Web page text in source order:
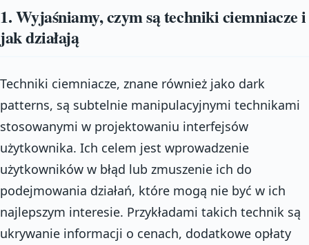
1. Wyjaśniamy, czym są techniki ciemniacze i
jak działają
Techniki ciemniacze, znane również jako dark
patterns, są subtelnie manipulacyjnymi technikami
stosowanymi w projektowaniu interfejsów
użytkownika. Ich celem jest wprowadzenie
użytkowników w błąd lub zmuszenie ich do
podejmowania działań, które mogą nie być w ich
najlepszym interesie. Przykładami takich technik są
ukrywanie informacji o cenach, dodatkowe opłaty